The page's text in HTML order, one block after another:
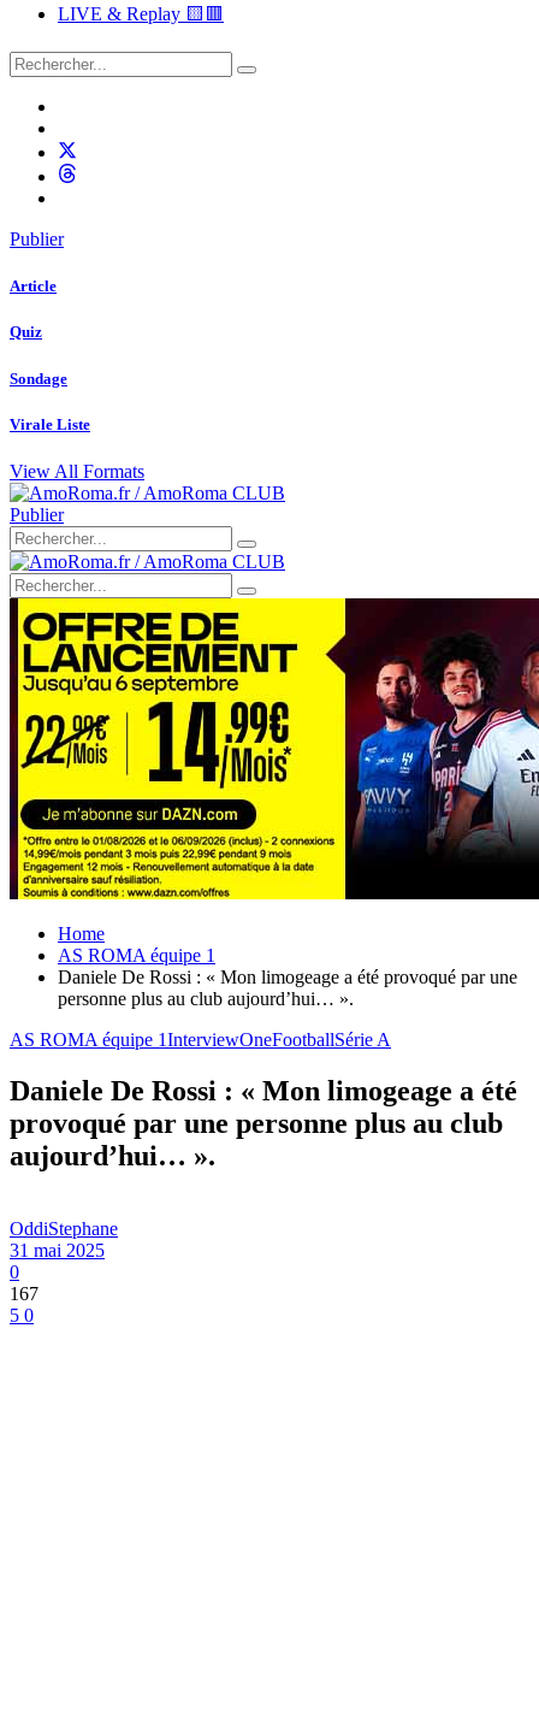
LIVE & Replay 🟨🟥
Publier
Article
Quiz
Sondage
Virale Liste
View All Formats
Publier
Home
AS ROMA équipe 1
Daniele De Rossi : « Mon limogeage a été provoqué par une
personne plus au club aujourd’hui… ».
AS ROMA équipe 1InterviewOneFootballSérie A
Daniele De Rossi : « Mon limogeage a été
provoqué par une personne plus au club
aujourd’hui… ».
OddiStephane
31 mai 2025
0
167
5 0